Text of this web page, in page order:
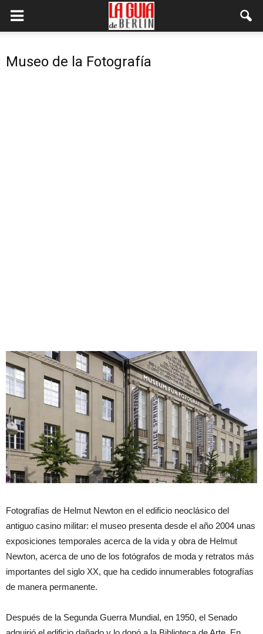
Museo de la Fotografía
Fotografías de Helmut Newton en el edificio neoclásico del
antiguo casino militar: el museo presenta desde el año 2004 unas
exposiciones temporales acerca de la vida y obra de Helmut
Newton, acerca de uno de los fotógrafos de moda y retratos más
importantes del siglo XX, que ha cedido innumerables fotografías
de manera permanente.
Después de la Segunda Guerra Mundial, en 1950, el Senado